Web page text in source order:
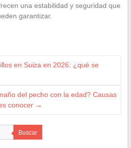
una estabilidad y seguridad que
garantizar.
en Suiza en 2026: ¿qué se
del pecho con la edad? Causas
conocer →
Buscar